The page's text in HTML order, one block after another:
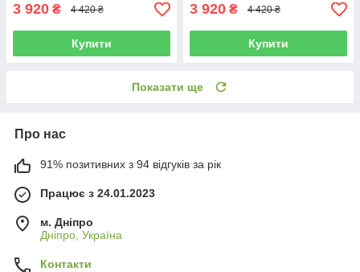
3 920 ₴ 4 420 ₴
Купити
3 920 ₴ 4 420 ₴
Купити
Показати ще
Про нас
91% позитивних з 94 відгуків за рік
Працює з 24.01.2023
м. Дніпро
Дніпро, Україна
Контакти